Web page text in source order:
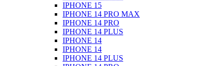
IPHONE 15
IPHONE 14 PRO MAX
IPHONE 14 PRO
IPHONE 14 PLUS
IPHONE 14
IPHONE 14
IPHONE 14 PLUS